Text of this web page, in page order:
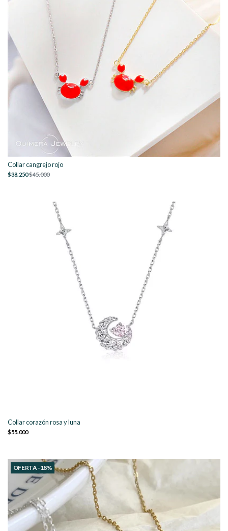
Collar cangrejo rojo
$38.250$45.000
Collar corazón rosa y luna
$55.000
OFERTA -18%